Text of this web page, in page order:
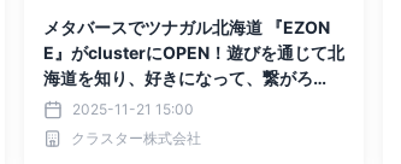
メタバースでツナガル北海道 『EZON
E』がclusterにOPEN！遊びを通じて北
海道を知り、好きになって、繋がろ
う！2025-11-21 15:00
クラスター株式会社